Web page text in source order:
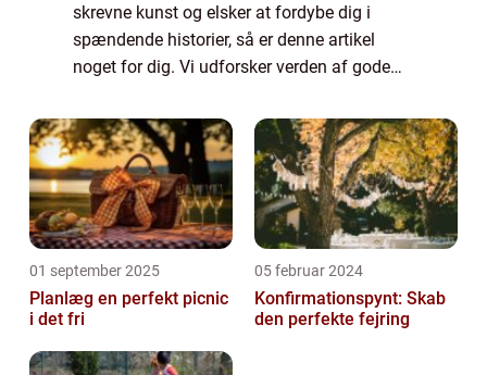
skrevne kunst og elsker at fordybe dig i
spændende historier, så er denne artikel
noget for dig. Vi udforsker verden af gode
baggrunde, der vil berige din læseoplev...
01 september 2025
Planlæg en perfekt picnic
i det fri
05 februar 2024
Konfirmationspynt: Skab
den perfekte fejring